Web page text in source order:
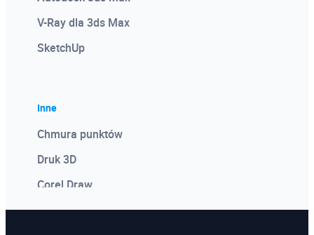
V-Ray dla 3ds Max
SketchUp
Inne
Chmura punktów
Druk 3D
Corel Draw
Photoshop